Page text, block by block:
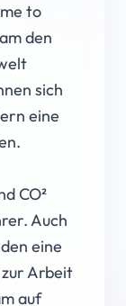
to
den
sich
eine
CO²
Auch
eine
Arbeit
auf